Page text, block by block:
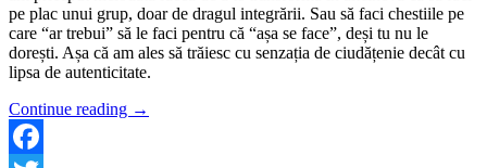
pe plac unui grup, doar de dragul integrării. Sau să faci chestiile pe
care “ar trebui” să le faci pentru că “așa se face”, deși tu nu le
dorești. Așa că am ales să trăiesc cu senzația de ciudățenie decât cu
lipsa de autenticitate.
Continue reading →